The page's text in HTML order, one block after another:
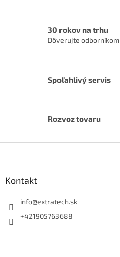
30 rokov na trhu
Dôverujte odborníkom
Spoľahlivý servis
Rozvoz tovaru
Kontakt
info@extratech.sk
+421905763688